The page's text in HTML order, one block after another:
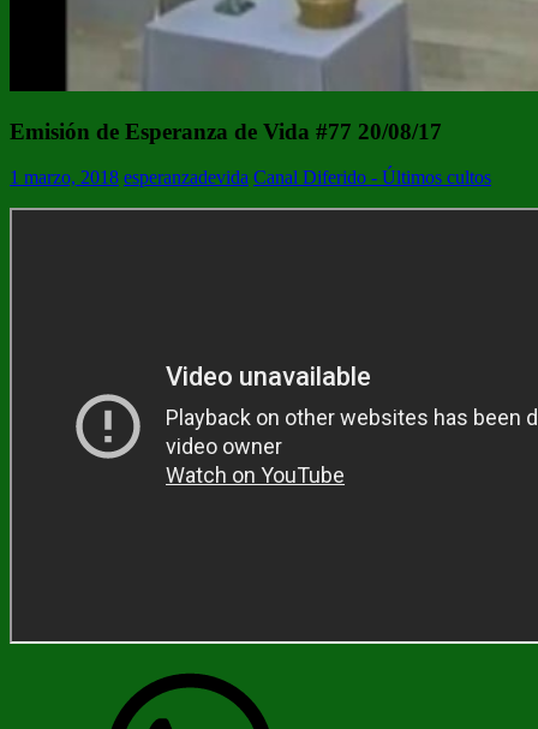
Emisión de Esperanza de Vida #77 20/08/17
1 marzo, 2018 esperanzadevida Canal Diferido - Últimos cultos